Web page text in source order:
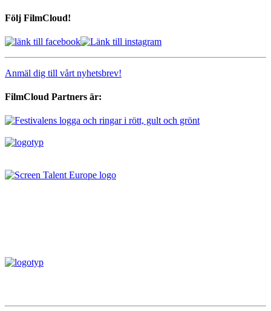
Följ FilmCloud!
Anmäl dig till vårt nyhetsbrev!
FilmCloud Partners är: